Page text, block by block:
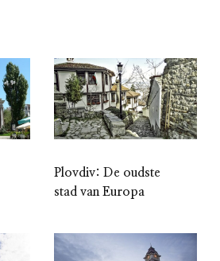
Plovdiv: De oudste
stad van Europa